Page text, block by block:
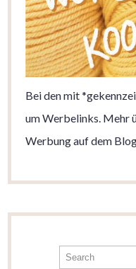
Bei den mit
um Werbelinks. Mehr
Werbung auf dem